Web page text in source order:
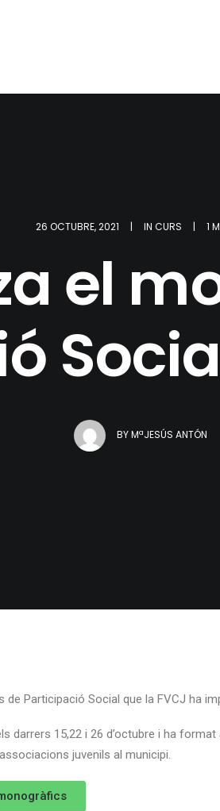
26 OCTUBRE, 2021 | IN CURS | 1
el
BYMªJESÚS ANTÓN
de Participació Social que la FVCJ ha
darrers 15,22 i 26 d’octubre i ha format
juvenils al municipi.